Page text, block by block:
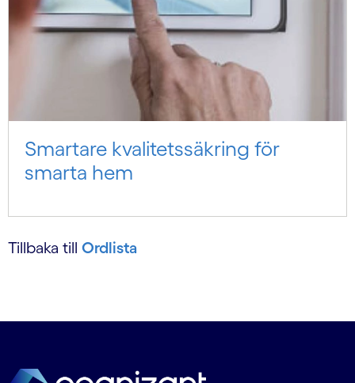
Smartare kvalitetssäkring för
smarta hem
Tillbaka till Ordlista